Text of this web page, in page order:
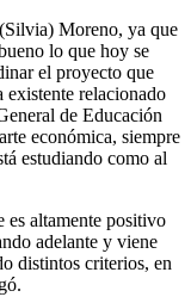
Moreno, ya que
lo que hoy se
el proyecto que
existente relacionado
de Educación
económica, siempre
estudiando como al
es altamente positivo
adelante y viene
distintos criterios, en